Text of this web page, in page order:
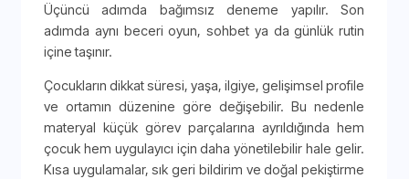
Üçüncü adımda bağımsız deneme yapılır. Son
adımda aynı beceri oyun, sohbet ya da günlük rutin
içine taşınır.
Çocukların dikkat süresi, yaşa, ilgiye, gelişimsel profile
ve ortamın düzenine göre değişebilir. Bu nedenle
materyal küçük görev parçalarına ayrıldığında hem
çocuk hem uygulayıcı için daha yönetilebilir hale gelir.
Kısa uygulamalar, sık geri bildirim ve doğal pekiştirme